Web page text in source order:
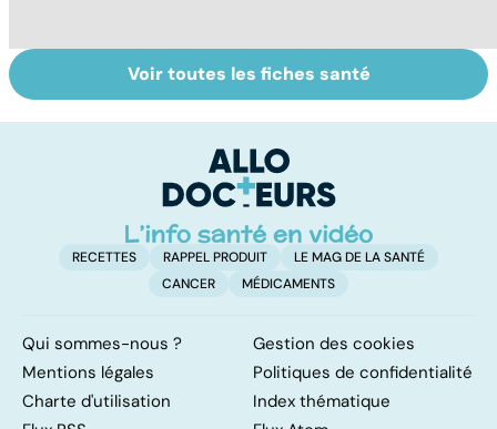
Tout savoir sur
les infections
Inflammation des
amygdales : que
d'angine ?
Voir toutes les fiches santé
RECETTES RAPPEL PRODUIT
LE MAG DE LA SANTÉ
CANCER
MÉDICAMENTS
Qui sommes-nous ?
Gestion des cookies
Mentions légales
Politiques de confidentialité
Charte d'utilisation
Index thématique